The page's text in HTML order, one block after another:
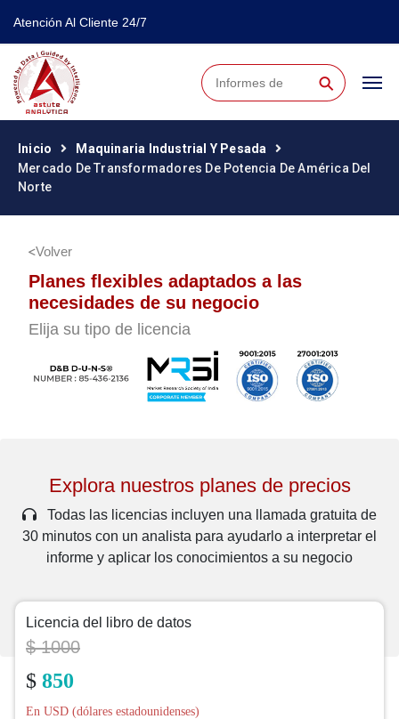
Atención Al Cliente 24/7
⚲
Inicio
Maquinaria Industrial Y Pesada
Mercado De Transformadores De Potencia De América Del
Norte
Volver
Planes flexibles adaptados a las
necesidades de su negocio
Elija su tipo de licencia
Explora nuestros planes de precios
Todas las licencias incluyen una llamada gratuita de
30 minutos con un analista para ayudarlo a interpretar el
informe y aplicar los conocimientos a su negocio
Licencia del libro de datos
$ 1000
$ 850
En USD (dólares estadounidenses)